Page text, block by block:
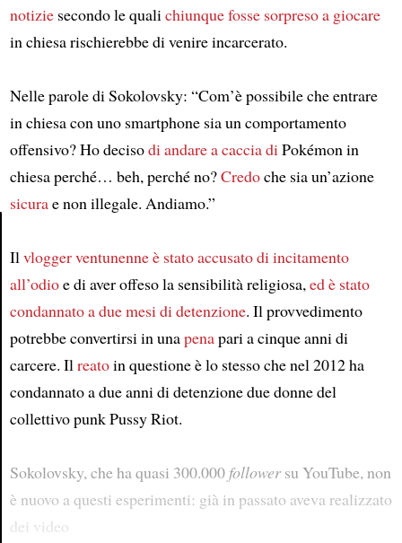
Article
notiziesecondo le qualichiunque fosse sorpreso a giocare
in chiesa rischierebbe di venire incarcerato.
Nelle parole di Sokolovsky: “Com’è possibile che entrare
in chiesa con uno smartphone sia un comportamento
offensivo? Ho decisodi andare a caccia diPokémon in
chiesa perché… beh, perché no?Credoche sia un’azione
sicurae non illegale. Andiamo.”
Ilvlogger ventunenneè stato accusato di incitamento
all’odioe di aver offeso la sensibilità religiosa,ed è stato
condannato a due mesi di detenzione. Il provvedimento
potrebbe convertirsi in unapenapari a cinque anni di
carcere. Ilreatoin questione è lo stesso che nel 2012 ha
condannato a due anni di detenzione due donne del
collettivo punk Pussy Riot.
Sokolovsky, che ha quasi 300.000 followersu YouTube, non
è nuovo a questi esperimenti: già in passato aveva realizzato
dei video